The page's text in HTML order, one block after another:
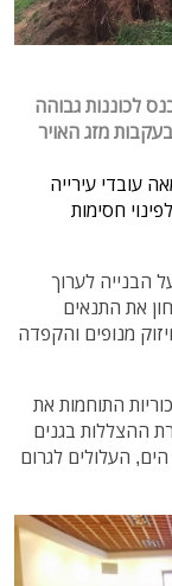
לכוננות גבוהה
מזג האויר
עובדי עירייה
חסימות
הבנייה לערוך
את התנאים
מנופים והקפדה
התוחמות את
ההצללות בגנים
הים, העלולים לגרום